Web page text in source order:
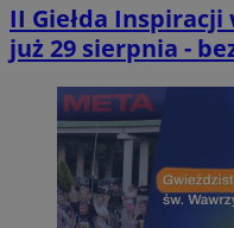
II Giełda Inspiracji
już 29 sierpnia -